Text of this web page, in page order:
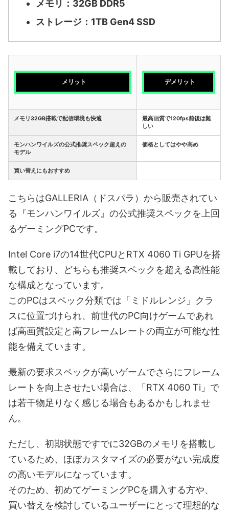
メモリ：32GB DDR5
ストレージ：1TB Gen4 SSD
メリット デメリット
メモリ32GB搭載で配信環境も快適
最高画質で120fps前後は難
しい
モンハンワイルズの公式推奨スペック超えの
モデル
価格としてはやや高め
買い替えにもおすすめ
こちらはGALLERIA（ドスパラ）から販売されてい
る『モンハンワイルズ』の公式推奨スペックを上回
るゲーミングPCです。
Intel Core i7の14世代CPUとRTX 4060 Ti GPUを搭
載しており、どちらも推奨スペックを超える高性能
な構成となっています。
このPCはスペック分類では「ミドルレンジ」クラ
スに位置づけられ、前世代のPC向けゲームであれ
ば高画質設定と高フレームレートの両立が可能な性
能を備えています。
最新の要求スペックが高いゲームでさらにフレーム
レートを向上させたい場合は、「RTX 4060 Ti」で
は若干物足りなく感じる場合もあるかもしれませ
ん。
ただし、初期状態ですでに32GBのメモリを搭載し
ているため、ほぼカスタマイズの必要がない完成度
の高いモデルになっています。
そのため、初めてゲーミングPCを購入する方や、
買い替えを検討しているユーザーにとって理想的な